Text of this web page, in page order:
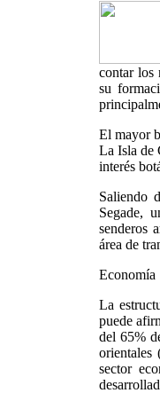
contar los
su
El mayor
La Isla de
interés
Saliendo
Segade,
senderos
área de
Economía
La
puede
del 65%
orientales
sector